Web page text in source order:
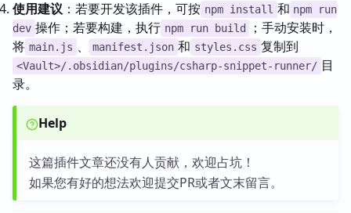
使用建议 ：若要开发该插件，可按 npm install 和 npm run
dev 操作；若要构建，执行 npm run build
；手动安装时，
将 main.js 、 manifest.json 和 styles.css 复制到
<Vault>/.obsidian/plugins/csharp-snippet-runner/ 目
录。
Help
这篇插件文章还没有人贡献，欢迎占坑！
如果您有好的想法欢迎提交PR或者文末留言。